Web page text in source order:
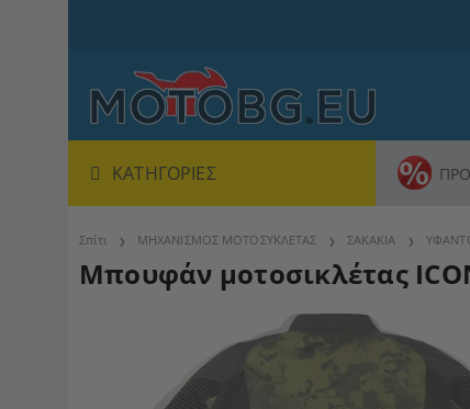
ΚΑΤΗΓΟΡΊΕΣ
Σπίτι ΜΗΧΑΝΙΣΜΟΣ ΜΟΤΟΣΥΚΛΕΤΑΣ ΣΑΚΑΚΙΑ
Μπουφάν μοτοσικλέτας